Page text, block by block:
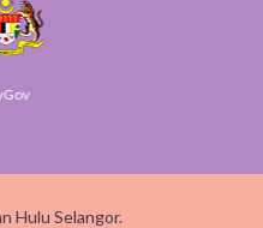
Hulu Selangor.